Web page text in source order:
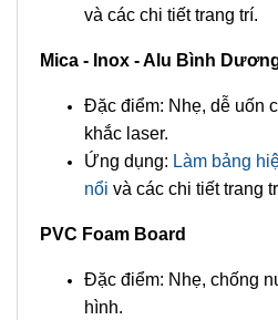
và các chi tiết trang trí.
Mica - Inox - Alu Bình
Đặc điểm: Nhẹ, dễ uốn
khắc laser.
Ứng dụng: Làm bảng
nổi và các chi tiết trang
PVC Foam Board
Đặc điểm: Nhẹ, chống
hình.